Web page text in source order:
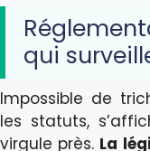
qui
Impossible de
les statuts,
virgule près. La